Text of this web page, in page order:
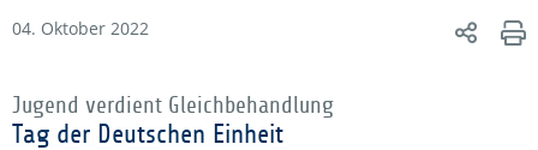
04. Oktober 2022
Jugend verdient Gleichbehandlung
Tag der Deutschen Einheit